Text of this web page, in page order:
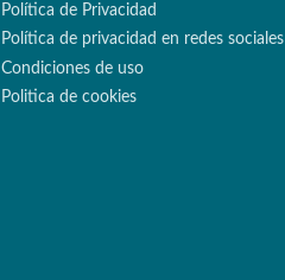
Política de Privacidad
Política de privacidad en redes sociales
Condiciones de uso
Politica de cookies